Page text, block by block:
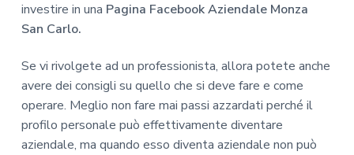
investire in una Pagina Facebook Aziendale Monza
San Carlo.
Se vi rivolgete ad un professionista, allora potete anche
avere dei consigli su quello che si deve fare e come
operare. Meglio non fare mai passi azzardati perché il
profilo personale può effettivamente diventare
aziendale, ma quando esso diventa aziendale non può